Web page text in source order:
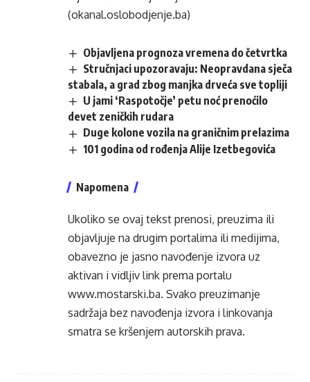
(okanal.oslobodjenje.ba)
Objavljena prognoza vremena do četvrtka
Stručnjaci upozoravaju: Neopravdana sječa
stabala, a grad zbog manjka drveća sve topliji
U jami ‘Raspotočje’ petu noć prenoćilo
devet zeničkih rudara
Duge kolone vozila na graničnim prelazima
101 godina od rođenja Alije Izetbegovića
Napomena
Ukoliko se ovaj tekst prenosi, preuzima ili
objavljuje na drugim portalima ili medijima,
obavezno je jasno navođenje izvora uz
aktivan i vidljiv link prema portalu
www.mostarski.ba. Svako preuzimanje
sadržaja bez navođenja izvora i linkovanja
smatra se kršenjem autorskih prava.